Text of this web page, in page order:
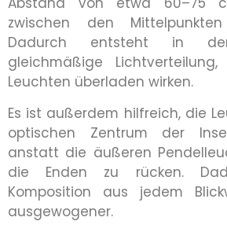
zwischen den
Dadurch entsteht in
gleichmäßige
Leuchten überladen wirken.
Es ist außerdem hilfreich, die
optischen Zentrum der
anstatt die äußeren
die Enden zu rücken.
Komposition aus jedem
ausgewogener.